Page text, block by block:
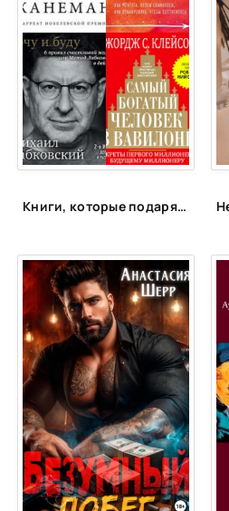
Книги, которые подарят энергию